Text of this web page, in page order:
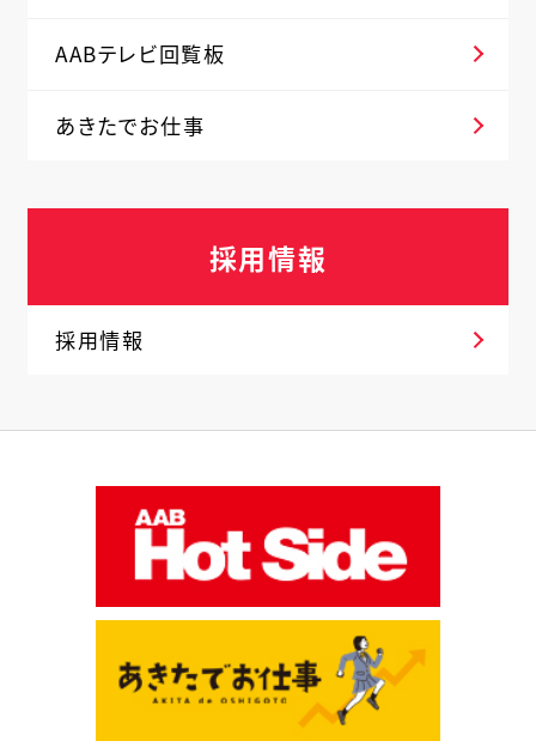
AABテレビ回覧板
あきたでお仕事
採用情報
採用情報